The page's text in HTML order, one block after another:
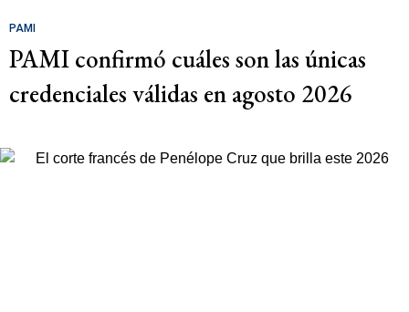
PAMI
PAMI confirmó cuáles son las únicas
credenciales válidas en agosto 2026